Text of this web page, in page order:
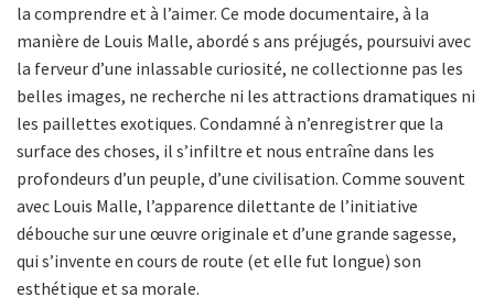
la comprendre et à l’aimer. Ce mode documentaire, à la
manière de Louis Malle, abordé s ans préjugés, poursuivi avec
la ferveur d’une inlassable curiosité, ne collectionne pas les
belles images, ne recherche ni les attractions dramatiques ni
les paillettes exotiques. Condamné à n’enregistrer que la
surface des choses, il s’infiltre et nous entraîne dans les
profondeurs d’un peuple, d’une civilisation. Comme souvent
avec Louis Malle, l’apparence dilettante de l’initiative
débouche sur une œuvre originale et d’une grande sagesse,
qui s’invente en cours de route (et elle fut longue) son
esthétique et sa morale.